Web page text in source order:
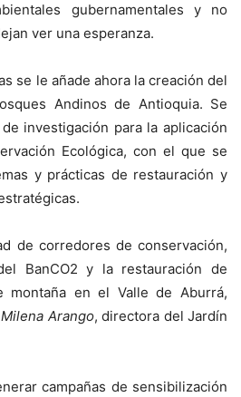
gubernamentales y no
ver una esperanza.
se le añade ahora la creación del
Andinos de Antioquia. Se
investigación para la aplicación
Ecológica, con el que se
y prácticas de restauración y
de corredores de conservación,
BanCO2 y la restauración de
montaña en el Valle de Aburrá,
Arango, directora del Jardín
campañas de sensibilización